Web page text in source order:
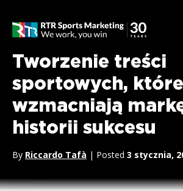
Tworzenie treści
sportowych, które
wzmacniają
historii sukcesu
By Riccardo Tafà | Posted 3 stycznia,